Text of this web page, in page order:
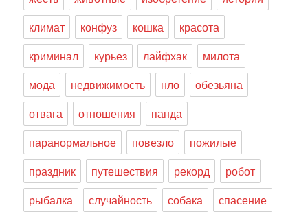
климат
конфуз кошка
красота
криминал
курьез лайфхак
милота
мода
недвижимость нло
обезьяна
отвага
отношения
панда
паранормальное
повезло
пожилые
праздник
путешествия рекорд
робот
рыбалка
случайность собака
спасение